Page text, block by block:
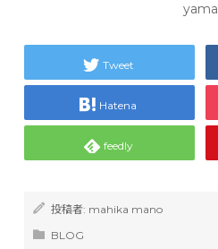
yama
Tweet
Hatena
feedly
投稿者: mahika mano
BLOG